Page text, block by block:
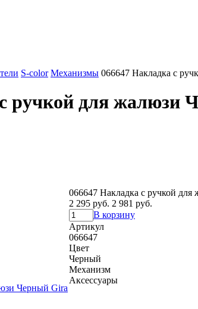
S-color Механизмы 066647 Накладка с
ручкой для жалюзи
066647 Накладка с ручкой
2 295 руб. 2 981 руб.
В корзину
Артикул
066647
Цвет
Черный
Механизм
Аксессуары